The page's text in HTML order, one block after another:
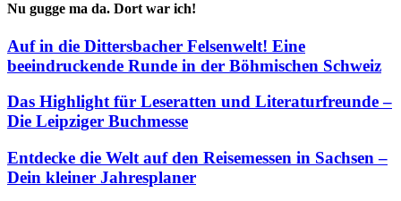
Nu gugge ma da. Dort war ich!
Auf in die Dittersbacher Felsenwelt! Eine
beeindruckende Runde in der Böhmischen Schweiz
Das Highlight für Leseratten und Literaturfreunde –
Die Leipziger Buchmesse
Entdecke die Welt auf den Reisemessen in Sachsen –
Dein kleiner Jahresplaner